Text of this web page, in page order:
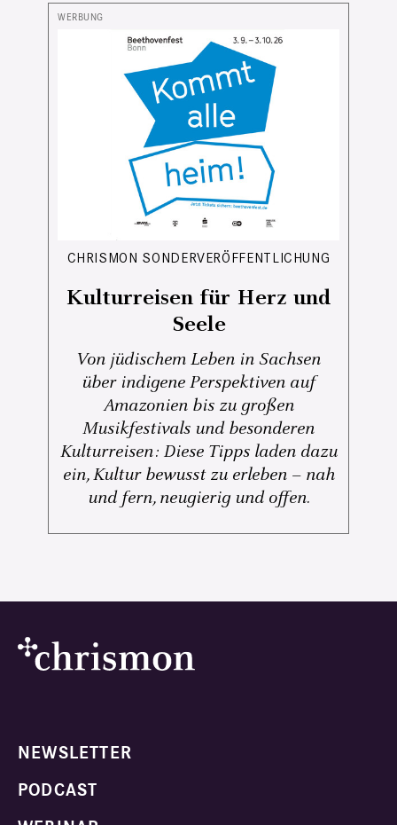
CHRISMON SONDERVERÖFFENTLICHUNG
Kulturreisen für Herz und
Seele
Von jüdischem Leben in Sachsen
über indigene Perspektiven auf
Amazonien bis zu großen
Musikfestivals und besonderen
Kulturreisen: Diese Tipps laden dazu
ein, Kultur bewusst zu erleben – nah
und fern, neugierig und offen.
NEWSLETTER
PODCAST